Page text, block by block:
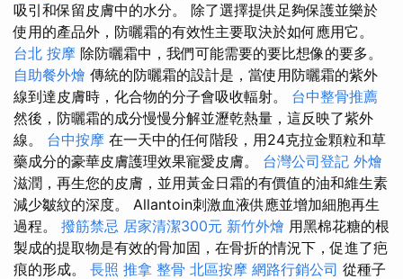
吸引和保留皮膚中的水分。 除了選擇提供足夠保護並樂於
使用的產品外，防曬霜的有效性主要取決於如何應用它。
台北 按摩 除防曬霜中，我們可能需要的要比想像的要多。
自助餐外燴 傳統的防曬霜的設計是，當使用防曬霜的紫外
線到達皮膚時，化合物的分子會吸收輻射。 台中整骨推薦
然後，防曬霜的成分慢慢分解並瀝乾熱量，這反映了紫外
線。 台中按摩 在一天中的任何階段，用24克拉金顆粒和草
藥成分的豪華皮膚護理效果寵愛皮膚。 台灣公司登記 外燴
滋潤，再生您的皮膚，並用黃金日霜的有價值的油和維生素
減少皺紋的深度。 Allantoin刺激血液供應並增加細胞再生
過程。 撥筋禁忌 居家清潔300元 新竹外燴 用黑棉花糖的根
製成的提取物是有效的骨加固，在骨折的情況下，促進了疤
痕的形成。 長照 推拿 整骨 北區按摩 網路行銷公司 從種子